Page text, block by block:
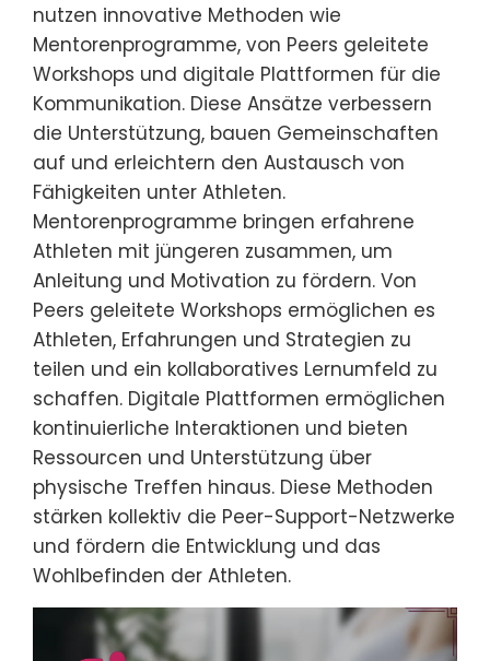
nutzen innovative Methoden wie
Mentorenprogramme, von Peers geleitete
Workshops und digitale Plattformen für die
Kommunikation. Diese Ansätze verbessern
die Unterstützung, bauen Gemeinschaften
auf und erleichtern den Austausch von
Fähigkeiten unter Athleten.
Mentorenprogramme bringen erfahrene
Athleten mit jüngeren zusammen, um
Anleitung und Motivation zu fördern. Von
Peers geleitete Workshops ermöglichen es
Athleten, Erfahrungen und Strategien zu
teilen und ein kollaboratives Lernumfeld zu
schaffen. Digitale Plattformen ermöglichen
kontinuierliche Interaktionen und bieten
Ressourcen und Unterstützung über
physische Treffen hinaus. Diese Methoden
stärken kollektiv die Peer-Support-Netzwerke
und fördern die Entwicklung und das
Wohlbefinden der Athleten.